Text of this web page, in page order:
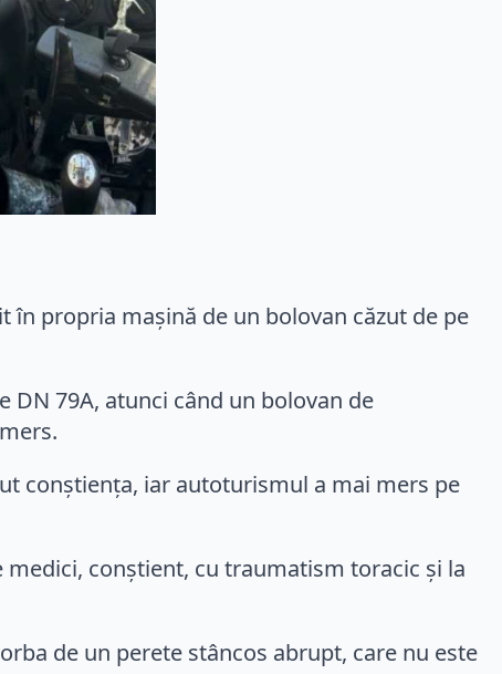
în propria maşină de un bolovan căzut de pe
DN 79A, atunci când un bolovan de
conștienţa, iar autoturismul a mai mers pe
conştient, cu traumatism toracic şi la
de un perete stâncos abrupt, care nu este